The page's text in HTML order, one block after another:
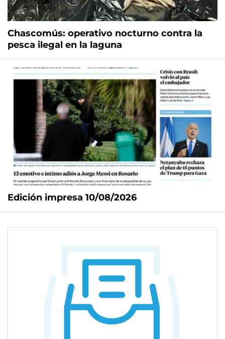
Chascomús: operativo nocturno contra la
pesca ilegal en la laguna
Edición impresa 10/08/2026